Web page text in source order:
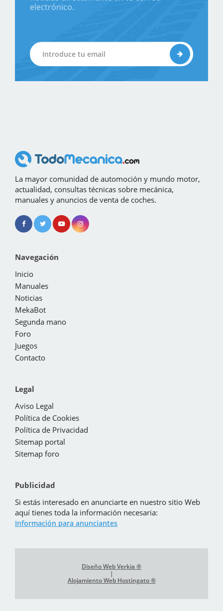
electrónico.
La mayor comunidad de automoción y mundo motor,
actualidad, consultas técnicas sobre mecánica,
manuales y anuncios de venta de coches.
Navegación
Inicio
Manuales
Noticias
MekaBot
Segunda mano
Foro
Juegos
Contacto
Legal
Aviso Legal
Política de Cookies
Política de Privacidad
Sitemap portal
Sitemap foro
Publicidad
Si estás interesado en anunciarte en nuestro sitio Web
aquí tienes toda la información necesaria:
Información para anunciantes
Diseño Web Verkia ®
|
Alojamiento Web Hostingato ®